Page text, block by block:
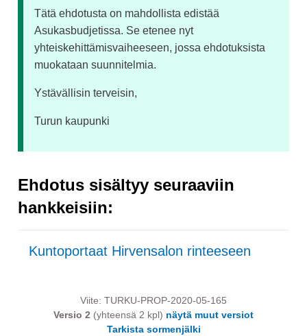
Tätä ehdotusta on mahdollista edistää
Asukasbudjetissa. Se etenee nyt
yhteiskehittämisvaiheeseen, jossa ehdotuksista
muokataan suunnitelmia.
Ystävällisin terveisin,
Turun kaupunki
Ehdotus sisältyy seuraaviin
hankkeisiin:
Kuntoportaat Hirvensalon rinteeseen
Viite: TURKU-PROP-2020-05-165
Versio 2 (yhteensä 2 kpl) näytä muut versiot
Tarkista sormenjälki